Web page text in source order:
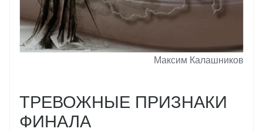
Максим Калашников
ТРЕВОЖНЫЕ ПРИЗНАКИ
ФИНАЛА